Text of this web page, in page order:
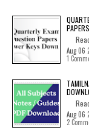
Aug 06
1
Aug 06
2